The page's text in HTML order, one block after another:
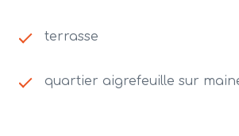
terrasse
quartier aigrefeuille sur